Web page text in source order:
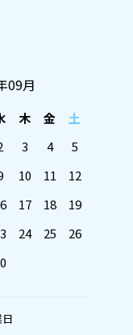
09月
木 金
土
3 4
5
10 11
12
17 18
19
24 25
26